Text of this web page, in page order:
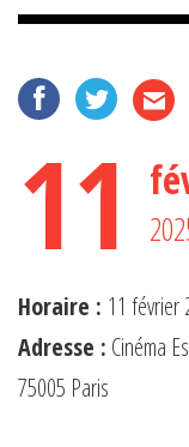
11
Horaire : 11 février
Adresse : Cinéma
75005 Paris